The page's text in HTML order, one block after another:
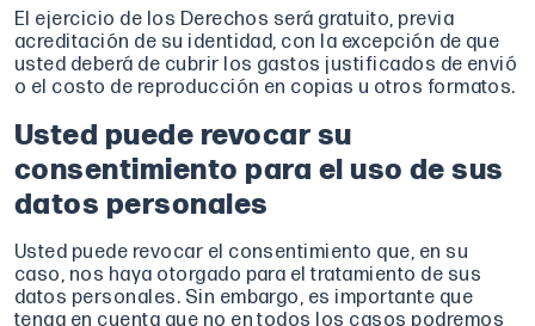
El ejercicio de los Derechos será gratuito, previa
acreditación de su identidad, con la excepción de que
usted deberá de cubrir los gastos justificados de envió
o el costo de reproducción en copias u otros formatos.
Usted puede revocar su
consentimiento para el uso de sus
datos personales
Usted puede revocar el consentimiento que, en su
caso, nos haya otorgado para el tratamiento de sus
datos personales. Sin embargo, es importante que
tenga en cuenta que no en todos los casos podremos